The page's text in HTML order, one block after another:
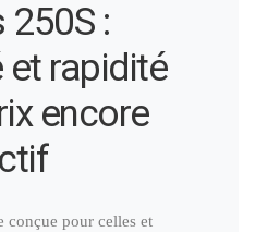
250S :
rapidité
encore
conçue pour celles et